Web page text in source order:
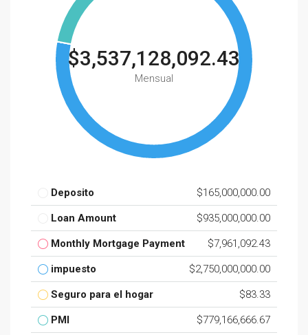
$3,537,128,092.43
Mensual
Deposito $165,000,000.00
Loan Amount $935,000,000.00
Monthly Mortgage Payment $7,961,092.43
impuesto $2,750,000,000.00
Seguro para el hogar $83.33
PMI $779,166,666.67